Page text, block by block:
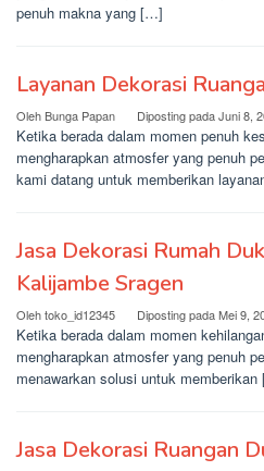
penuh makna yang […]
Layanan Dekorasi
Oleh Bunga Papan Diposting padaJuni 8,
Ketika berada dalam momen penuh
mengharapkan atmosfer yang penuh
kami datang untuk memberikan
Jasa Dekorasi Rumah
Kalijambe Sragen
Olehtoko_id12345 Diposting padaMei 9,
Ketika berada dalam momen
mengharapkan atmosfer yang penuh
menawarkan solusi untuk
Jasa Dekorasi Ruangan